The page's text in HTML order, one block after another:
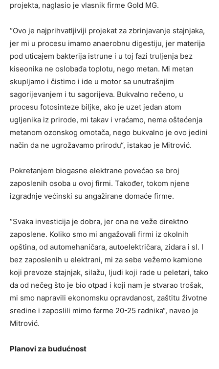
projekta, naglasio je vlasnik firme Gold MG.
“Ovo je najprihvatljiviji projekat za zbrinjavanje stajnjaka,
jer mi u procesu imamo anaerobnu digestiju, jer materija
pod uticajem bakterija istrune i u toj fazi truljenja bez
kiseonika ne oslobađa toplotu, nego metan. Mi metan
skupljamo i čistimo i ide u motor sa unutrašnjim
sagorijevanjem i tu sagorijeva. Bukvalno rečeno, u
procesu fotosinteze biljke, ako je uzet jedan atom
ugljenika iz prirode, mi takav i vraćamo, nema oštećenja
metanom ozonskog omotača, nego bukvalno je ovo jedini
način da ne ugrožavamo prirodu“, istakao je Mitrović.
Pokretanjem biogasne elektrane povećao se broj
zaposlenih osoba u ovoj firmi. Također, tokom njene
izgradnje većinski su angažirane domaće firme.
“Svaka investicija je dobra, jer ona ne veže direktno
zaposlene. Koliko smo mi angažovali firmi iz okolnih
opština, od automehaničara, autoelektričara, zidara i sl. I
bez zaposlenih u elektrani, mi za sebe vežemo kamione
koji prevoze stajnjak, silažu, ljudi koji rade u peletari, tako
da od nečeg što je bio otpad i koji nam je stvarao trošak,
mi smo napravili ekonomsku opravdanost, zaštitu životne
sredine i zaposlili mimo farme 20-25 radnika“, naveo je
Mitrović.
Planovi za budućnost